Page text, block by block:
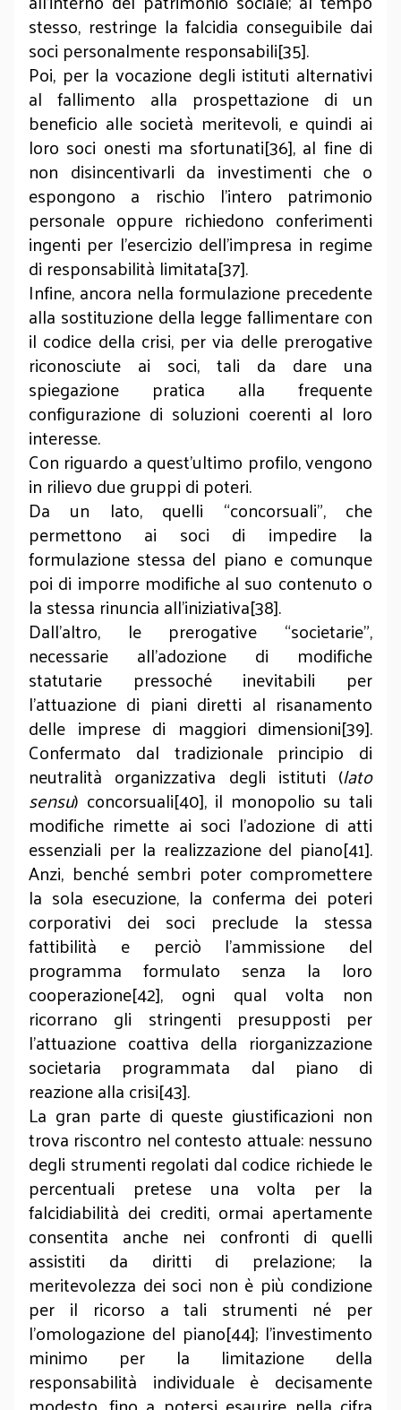
stesso, restringe la falcidia conseguibile dai
soci personalmente responsabili[35].
Poi, per la vocazione degli istituti alternativi
al fallimento alla prospettazione di un
beneficio alle società meritevoli, e quindi ai
loro soci onesti ma sfortunati[36], al fine di
non disincentivarli da investimenti che o
espongono a rischio l’intero patrimonio
personale oppure richiedono conferimenti
ingenti per l’esercizio dell’impresa in regime
di responsabilità limitata[37].
Infine, ancora nella formulazione precedente
alla sostituzione della legge fallimentare con
il codice della crisi, per via delle prerogative
riconosciute ai soci, tali da dare una
spiegazione pratica alla frequente
configurazione di soluzioni coerenti al loro
interesse.
Con riguardo a quest’ultimo profilo, vengono
in rilievo due gruppi di poteri.
Da un lato, quelli “concorsuali”, che
permettono ai soci di impedire la
formulazione stessa del piano e comunque
poi di imporre modifiche al suo contenuto o
la stessa rinuncia all’iniziativa[38].
Dall’altro, le prerogative “societarie”,
necessarie all’adozione di modifiche
statutarie pressoché inevitabili per
l’attuazione di piani diretti al risanamento
delle imprese di maggiori dimensioni[39].
Confermato dal tradizionale principio di
neutralità organizzativa degli istituti (lato
sensu) concorsuali[40], il monopolio su tali
modifiche rimette ai soci l’adozione di atti
essenziali per la realizzazione del piano[41].
Anzi, benché sembri poter compromettere
la sola esecuzione, la conferma dei poteri
corporativi dei soci preclude la stessa
fattibilità e perciò l’ammissione del
programma formulato senza la loro
cooperazione[42], ogni qual volta non
ricorrano gli stringenti presupposti per
l’attuazione coattiva della riorganizzazione
societaria programmata dal piano di
reazione alla crisi[43].
La gran parte di queste giustificazioni non
trova riscontro nel contesto attuale: nessuno
degli strumenti regolati dal codice richiede le
percentuali pretese una volta per la
falcidiabilità dei crediti, ormai apertamente
consentita anche nei confronti di quelli
assistiti da diritti di prelazione; la
meritevolezza dei soci non è più condizione
per il ricorso a tali strumenti né per
l’omologazione del piano[44]; l’investimento
minimo per la limitazione della
responsabilità individuale è decisamente